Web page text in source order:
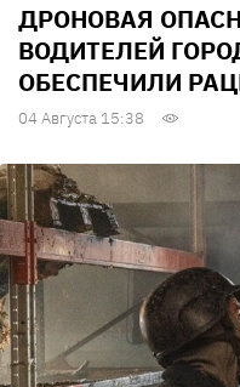
ДРОНОВАЯ
ВОДИТЕЛЕЙ
ОБЕСПЕЧИЛИ
04 Августа 15:38